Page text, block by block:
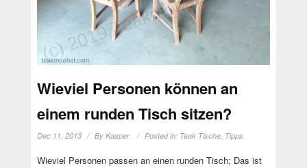
Wieviel Personen können an
einem runden Tisch sitzen?
Dec 11, 2013 By Kasper Posted in: Teak Tische, Tipps
Wieviel Personen passen an einen runden Tisch; Das ist